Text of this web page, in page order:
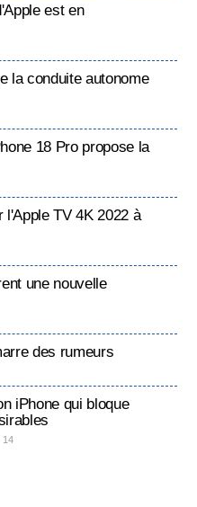
est en
la conduite autonome
18 Pro propose la
l'Apple TV 4K 2022 à
une nouvelle
des rumeurs
iPhone qui bloque
14